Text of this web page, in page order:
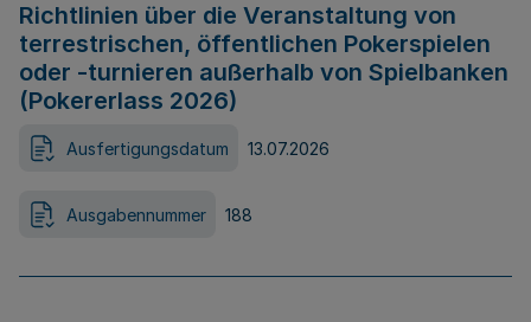
Richtlinien über die Veranstaltung von
terrestrischen, öffentlichen Pokerspielen
oder -turnieren außerhalb von Spielbanken
(Pokererlass 2026)
Ausfertigungsdatum 13.07.2026
Ausgabennummer 188